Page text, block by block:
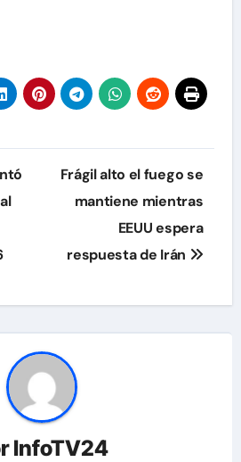
Frágil alto el fuego se
mantiene mientras
EEUU espera
respuesta de Irán
InfoTV24